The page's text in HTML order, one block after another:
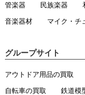
管楽器 民族楽器
音楽器材 マイク・チ
グループサイト
アウトドア用品の買取
自転車の買取 鉄道模